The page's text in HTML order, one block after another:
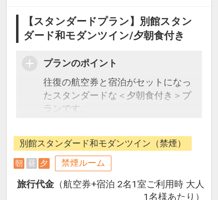
【スタンダードプラン】別館スタン
ダード和モダンツイン/夕朝食付き
プランのポイント
往復の航空券と宿泊がセットになっ
たスタンダードな＜夕朝食付き＞プ
ランです。
できるダイナミックパッケージだか
ら、一都市滞在はもちろん周遊旅行
にも最適！
旅行期間中の1泊だけの宿泊や延
泊・飛び泊なども自由自在です。
別館スタンダード和モダンツイン（禁煙）
朝 昼 夕 禁煙ルーム
旅行代金 （航空券+宿泊 2名1室ご利用時 大人
1名様あたり）